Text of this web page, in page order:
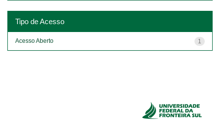
Tipo de Acesso
1
Acesso Aberto